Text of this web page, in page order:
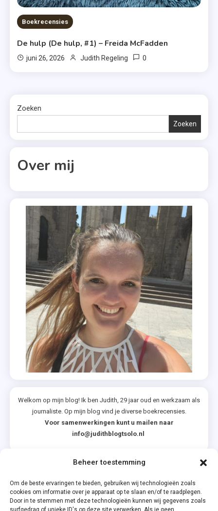
Beheer toestemming
Om de beste ervaringen te bieden, gebruiken wij technologieën zoals
cookies om informatie over je apparaat op te slaan en/of te raadplegen.
Door in te stemmen met deze technologieën kunnen wij gegevens zoals
surfgedrag of unieke ID's op deze site verwerken. Als je geen
Boekrecensies
De hulp (De hulp, #1) – Freida McFadden
juni 26, 2026 Judith Regeling 0
Zoeken
Zoeken
Over mij
Welkom op mijn blog! Ik ben Judith, 29 jaar oud en werkzaam als
journaliste. Op mijn blog vind je diverse boekrecensies.
Voor samenwerkingen kunt u mailen naar
info@judithblogtsolo.nl